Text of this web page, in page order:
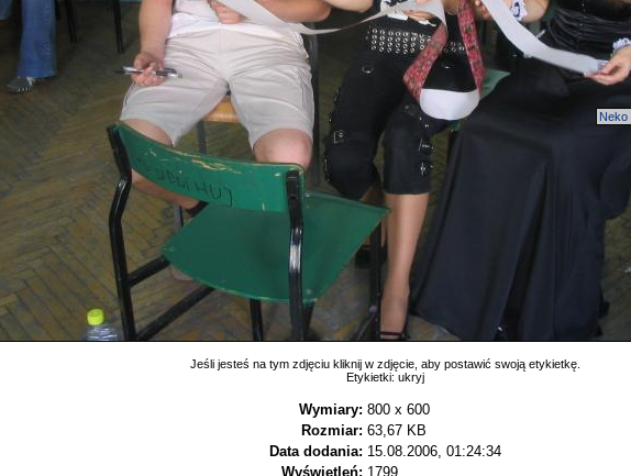
Neko
Jeśli jesteś na tym zdjęciu kliknij w zdjęcie, aby postawić swoją etykietkę.
Etykietki: ukryj
Wymiary: 800 x 600
Rozmiar: 63,67 KB
Data dodania: 15.08.2006, 01:24:34
Wyświetleń: 1799